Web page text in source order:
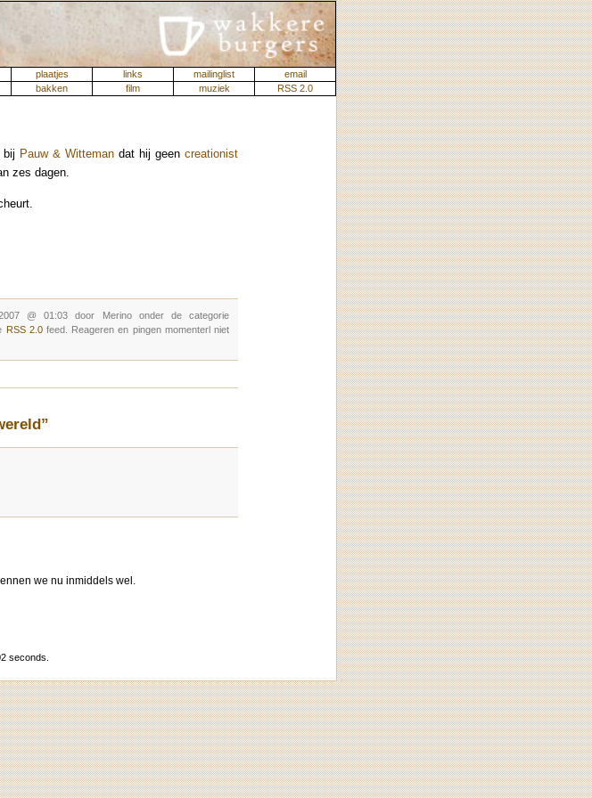
plaatjes links mailinglist
email
bakken film muziek RSS 2.0
bij Pauw & Witteman dat hij geen creationist
zes dagen.
@ 01:03 door Merino onder de categorie
RSS 2.0feed. Reageren en pingen momenterl niet
we nu inmiddels wel.
seconds.